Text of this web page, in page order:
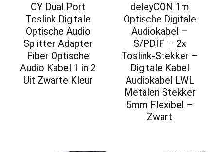
CY Dual Port
Toslink Digitale
Optische Audio
Splitter Adapter
Fiber Optische
Audio Kabel 1 in 2
Uit Zwarte Kleur
deleyCON 1m
Optische Digitale
Audiokabel –
S/PDIF – 2x
Toslink-Stekker –
Digitale Kabel
Audiokabel LWL
Metalen Stekker
5mm Flexibel –
Zwart